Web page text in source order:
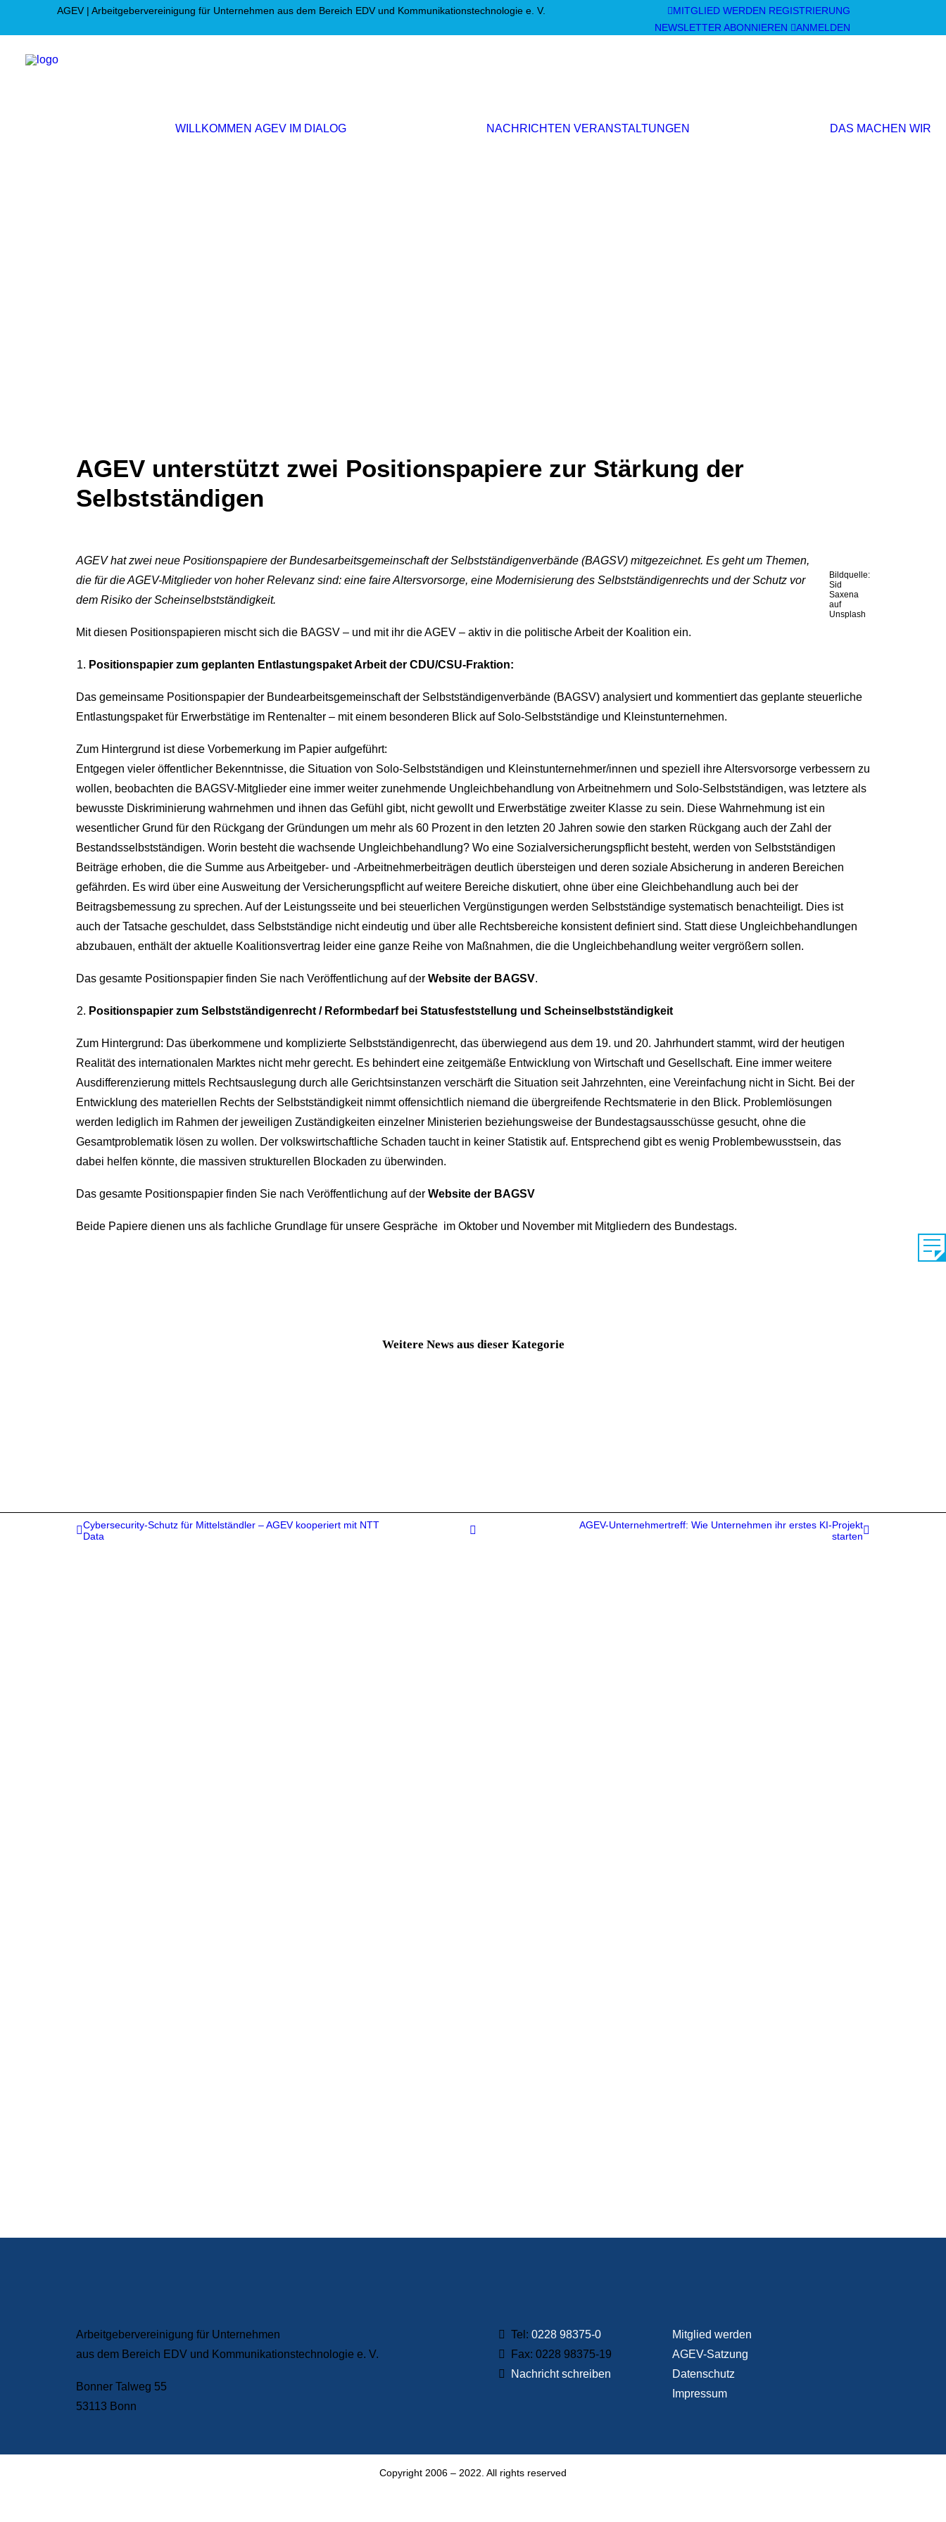
AGEV | Arbeitgebervereinigung für Unternehmen aus dem Bereich EDV und Kommunikationstechnologie e. V. MITGLIED WERDEN REGISTRIERUNG
NEWSLETTER ABONNIEREN
ANMELDEN
WILLKOMMEN AGEV IM DIALOG NACHRICHTEN VERANSTALTUNGEN DAS MACHEN WIR
AGEV unterstützt zwei Positionspapiere zur Stärkung der
Selbstständigen
Bildquelle:
Sid
Saxena
auf
Unsplash
AGEV hat zwei neue Positionspapiere der Bundesarbeitsgemeinschaft der Selbstständigenverbände (BAGSV) mitgezeichnet. Es geht um Themen,
die für die AGEV-Mitglieder von hoher Relevanz sind: eine faire Altersvorsorge, eine Modernisierung des Selbstständigenrechts und der Schutz vor
dem Risiko der Scheinselbstständigkeit.
Mit diesen Positionspapieren mischt sich die BAGSV – und mit ihr die AGEV – aktiv in die politische Arbeit der Koalition ein.
Positionspapier zum geplanten Entlastungspaket Arbeit der CDU/CSU-Fraktion:
Das gemeinsame Positionspapier der Bundearbeitsgemeinschaft der Selbstständigenverbände (BAGSV) analysiert und kommentiert das geplante steuerliche
Entlastungspaket für Erwerbstätige im Rentenalter – mit einem besonderen Blick auf Solo-Selbstständige und Kleinstunternehmen.
Zum Hintergrund ist diese Vorbemerkung im Papier aufgeführt:
Entgegen vieler öffentlicher Bekenntnisse, die Situation von Solo-Selbstständigen und Kleinstunternehmer/innen und speziell ihre Altersvorsorge verbessern zu
wollen, beobachten die BAGSV-Mitglieder eine immer weiter zunehmende Ungleichbehandlung von Arbeitnehmern und Solo-Selbstständigen, was letztere als
bewusste Diskriminierung wahrnehmen und ihnen das Gefühl gibt, nicht gewollt und Erwerbstätige zweiter Klasse zu sein. Diese Wahrnehmung ist ein
wesentlicher Grund für den Rückgang der Gründungen um mehr als 60 Prozent in den letzten 20 Jahren sowie den starken Rückgang auch der Zahl der
Bestandsselbstständigen. Worin besteht die wachsende Ungleichbehandlung? Wo eine Sozialversicherungspflicht besteht, werden von Selbstständigen
Beiträge erhoben, die die Summe aus Arbeitgeber- und -Arbeitnehmerbeiträgen deutlich übersteigen und deren soziale Absicherung in anderen Bereichen
gefährden. Es wird über eine Ausweitung der Versicherungspflicht auf weitere Bereiche diskutiert, ohne über eine Gleichbehandlung auch bei der
Beitragsbemessung zu sprechen. Auf der Leistungsseite und bei steuerlichen Vergünstigungen werden Selbstständige systematisch benachteiligt. Dies ist
auch der Tatsache geschuldet, dass Selbstständige nicht eindeutig und über alle Rechtsbereiche konsistent definiert sind. Statt diese Ungleichbehandlungen
abzubauen, enthält der aktuelle Koalitionsvertrag leider eine ganze Reihe von Maßnahmen, die die Ungleichbehandlung weiter vergrößern sollen.
Das gesamte Positionspapier finden Sie nach Veröffentlichung auf der Website der BAGSV.
Positionspapier zum Selbstständigenrecht / Reformbedarf bei Statusfeststellung und Scheinselbstständigkeit
Zum Hintergrund: Das überkommene und komplizierte Selbstständigenrecht, das überwiegend aus dem 19. und 20. Jahrhundert stammt, wird der heutigen
Realität des internationalen Marktes nicht mehr gerecht. Es behindert eine zeitgemäße Entwicklung von Wirtschaft und Gesellschaft. Eine immer weitere
Ausdifferenzierung mittels Rechtsauslegung durch alle Gerichtsinstanzen verschärft die Situation seit Jahrzehnten, eine Vereinfachung nicht in Sicht. Bei der
Entwicklung des materiellen Rechts der Selbstständigkeit nimmt offensichtlich niemand die übergreifende Rechtsmaterie in den Blick. Problemlösungen
werden lediglich im Rahmen der jeweiligen Zuständigkeiten einzelner Ministerien beziehungsweise der Bundestagsausschüsse gesucht, ohne die
Gesamtproblematik lösen zu wollen. Der volkswirtschaftliche Schaden taucht in keiner Statistik auf. Entsprechend gibt es wenig Problembewusstsein, das
dabei helfen könnte, die massiven strukturellen Blockaden zu überwinden.
Das gesamte Positionspapier finden Sie nach Veröffentlichung auf der Website der BAGSV
Beide Papiere dienen uns als fachliche Grundlage für unsere Gespräche im Oktober und November mit Mitgliedern des Bundestags.
Weitere News aus dieser Kategorie
Cybersecurity-Schutz für Mittelständler – AGEV kooperiert mit NTT
Data
AGEV-Unternehmertreff: Wie Unternehmen ihr erstes KI-Projekt
starten
Arbeitgebervereinigung für Unternehmen
aus dem Bereich EDV und Kommunikationstechnologie e. V.
Bonner Talweg 55
53113 Bonn
Tel: 0228 98375-0
Fax: 0228 98375-19
Nachricht schreiben
Mitglied werden
AGEV-Satzung
Datenschutz
Impressum
Copyright 2006 – 2022. All rights reserved